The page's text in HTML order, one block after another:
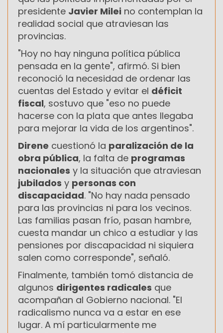
presidente Javier Milei no contemplan la
realidad social que atraviesan las
provincias.
"Hoy no hay ninguna política pública
pensada en la gente", afirmó. Si bien
reconoció la necesidad de ordenar las
cuentas del Estado y evitar el déficit
fiscal, sostuvo que "eso no puede
hacerse con la plata que antes llegaba
para mejorar la vida de los argentinos".
Direne cuestionó la paralización de la
obra pública, la falta de programas
nacionales y la situación que atraviesan
jubilados y personas con
discapacidad. "No hay nada pensado
para las provincias ni para los vecinos.
Las familias pasan frío, pasan hambre,
cuesta mandar un chico a estudiar y las
pensiones por discapacidad ni siquiera
salen como corresponde", señaló.
Finalmente, también tomó distancia de
algunos dirigentes radicales que
acompañan al Gobierno nacional. "El
radicalismo nunca va a estar en ese
lugar. A mí particularmente me